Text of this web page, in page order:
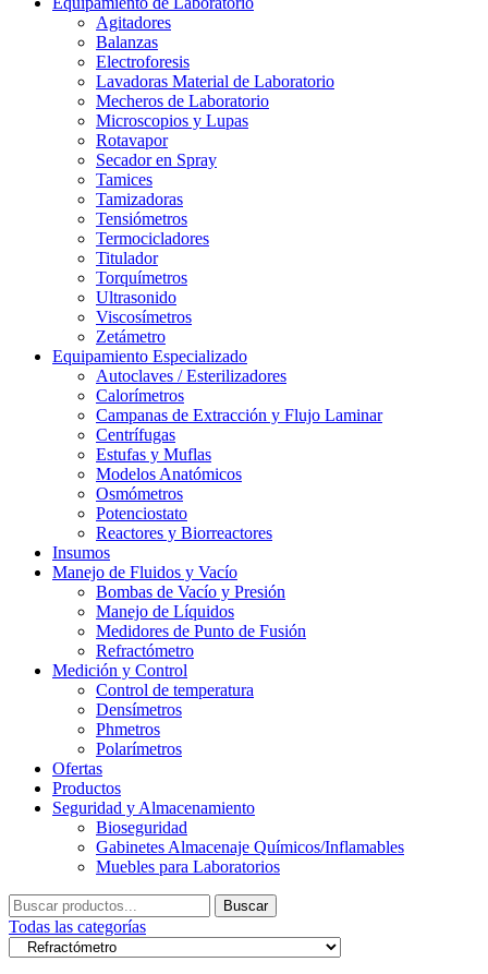
Agitadores
Balanzas
Electroforesis
Lavadoras Material de Laboratorio
Mecheros de Laboratorio
Microscopios y Lupas
Rotavapor
Secador en Spray
Tamices
Tamizadoras
Tensiómetros
Termocicladores
Titulador
Torquímetros
Ultrasonido
Viscosímetros
Zetámetro
Equipamiento Especializado
Autoclaves / Esterilizadores
Calorímetros
Campanas de Extracción y Flujo Laminar
Centrífugas
Estufas y Muflas
Modelos Anatómicos
Osmómetros
Potenciostato
Reactores y Biorreactores
Insumos
Manejo de Fluidos y Vacío
Bombas de Vacío y Presión
Manejo de Líquidos
Medidores de Punto de Fusión
Refractómetro
Medición y Control
Control de temperatura
Densímetros
Phmetros
Polarímetros
Ofertas
Productos
Seguridad y Almacenamiento
Bioseguridad
Gabinetes Almacenaje Químicos/Inflamables
Muebles para Laboratorios
Buscar
por:
Buscar
Todas las categorías